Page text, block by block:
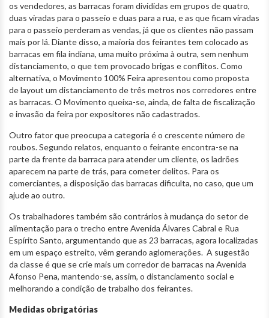
os vendedores, as barracas foram divididas em grupos de quatro,
duas viradas para o passeio e duas para a rua, e as que ficam viradas
para o passeio perderam as vendas, já que os clientes não passam
mais por lá. Diante disso, a maioria dos feirantes tem colocado as
barracas em fila indiana, uma muito próxima à outra, sem nenhum
distanciamento, o que tem provocado brigas e conflitos. Como
alternativa, o Movimento 100% Feira apresentou como proposta
de layout um distanciamento de três metros nos corredores entre
as barracas. O Movimento queixa-se, ainda, de falta de fiscalização
e invasão da feira por expositores não cadastrados.
Outro fator que preocupa a categoria é o crescente número de
roubos. Segundo relatos, enquanto o feirante encontra-se na
parte da frente da barraca para atender um cliente, os ladrões
aparecem na parte de trás, para cometer delitos. Para os
comerciantes, a disposição das barracas dificulta, no caso, que um
ajude ao outro.
Os trabalhadores também são contrários à mudança do setor de
alimentação para o trecho entre Avenida Álvares Cabral e Rua
Espírito Santo, argumentando que as 23 barracas, agora localizadas
em um espaço estreito, vêm gerando aglomerações. A sugestão
da classe é que se crie mais um corredor de barracas na Avenida
Afonso Pena, mantendo-se, assim, o distanciamento social e
melhorando a condição de trabalho dos feirantes.
Medidas obrigatórias